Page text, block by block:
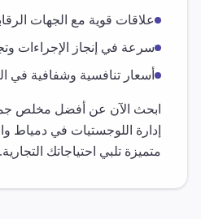
علاقات قوية مع الجهات
سرعة في إنجاز الإجراءات
أسعار تنافسية وشفافية في
ابحث الآن عن أفضل مخلص
إدارة اللوجستيات في دمياط
متميزة تلبي احتياجاتك التجارية.